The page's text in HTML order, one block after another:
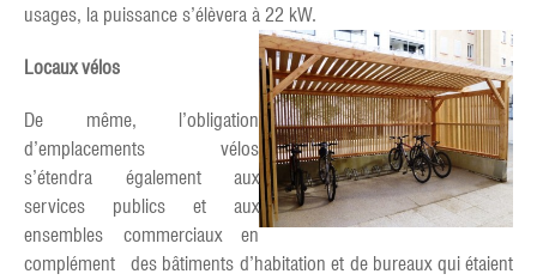
usages, la puissance s’élèvera à 22 kW.
Locaux vélos
De même, l’obligation
d’emplacements vélos
s’étendra également aux
services publics et aux
ensembles commerciaux en
complément des bâtiments d’habitation et de bureaux qui étaient